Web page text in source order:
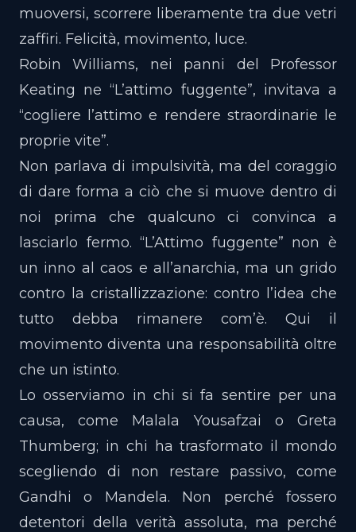
muoversi, scorrere liberamente tra due vetri
zaffiri. Felicità, movimento, luce.
Robin Williams, nei panni del Professor
Keating ne “L’attimo fuggente”, invitava a
“cogliere l’attimo e rendere straordinarie le
proprie vite”.
Non parlava di impulsività, ma del coraggio
di dare forma a ciò che si muove dentro di
noi prima che qualcuno ci convinca a
lasciarlo fermo. “L’Attimo fuggente” non è
un inno al caos e all’anarchia, ma un grido
contro la cristallizzazione: contro l’idea che
tutto debba rimanere com’è. Qui il
movimento diventa una responsabilità oltre
che un istinto.
Lo osserviamo in chi si fa sentire per una
causa, come Malala Yousafzai o Greta
Thumberg; in chi ha trasformato il mondo
scegliendo di non restare passivo, come
Gandhi o Mandela. Non perché fossero
detentori della verità assoluta, ma perché